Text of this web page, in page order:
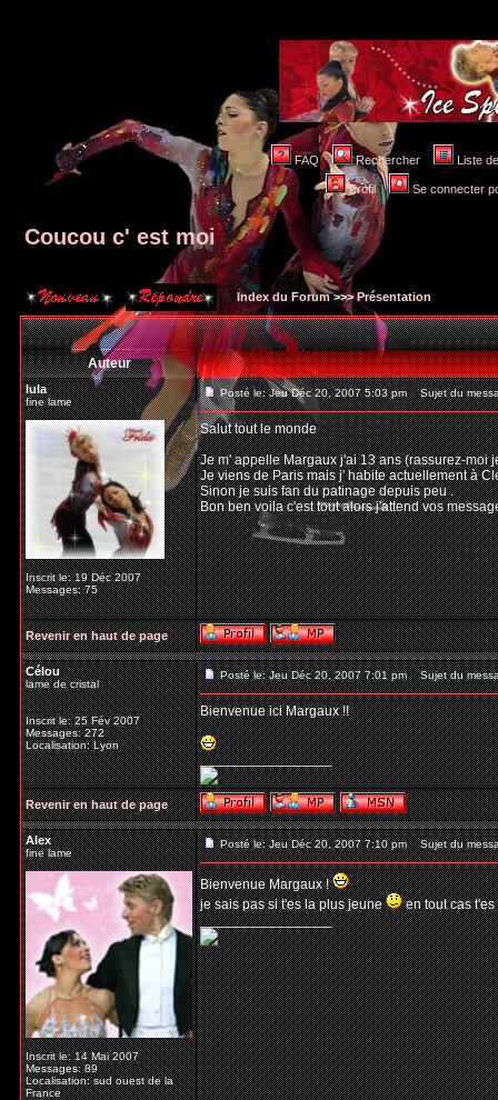
FAQ Rechercher Liste
Profil Se connecter
Coucou c' est moi
Index du Forum>>>Présentation
Auteur
lula
fine lame
Inscrit le: 19 Déc 2007
Messages: 75
Posté le: Jeu Déc 20, 2007 5:03 pm Sujet du
Salut tout le monde
Je m' appelle Margaux j'ai 13 ans (rassurez-moi
Je viens de Paris mais j' habite actuellement à
Sinon je suis fan du patinage depuis peu .
Bon ben voila c'est tout alors j'attend vos
Revenir en haut de page
Célou
lame de cristal
Inscrit le: 25 Fév 2007
Messages: 272
Localisation: Lyon
Posté le: Jeu Déc 20, 2007 7:01 pm Sujet du
Bienvenue ici Margaux !!
_________________
Revenir en haut de page
Alex
fine lame
Inscrit le: 14 Mai 2007
Messages: 89
Localisation: sud ouest de la
France
Posté le: Jeu Déc 20, 2007 7:10 pm Sujet du
Bienvenue Margaux !
je sais pas si t'es la plus jeune
en tout cas
_________________